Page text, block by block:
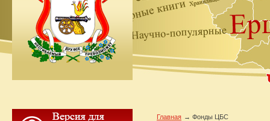
Главная Фонды ЦБС